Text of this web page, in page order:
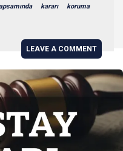
kararı koruma
LEAVE A COMMENT